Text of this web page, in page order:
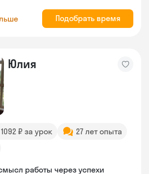
Подобрать время
Юлия
₽ за урок
27 лет опыта
работы через успехи